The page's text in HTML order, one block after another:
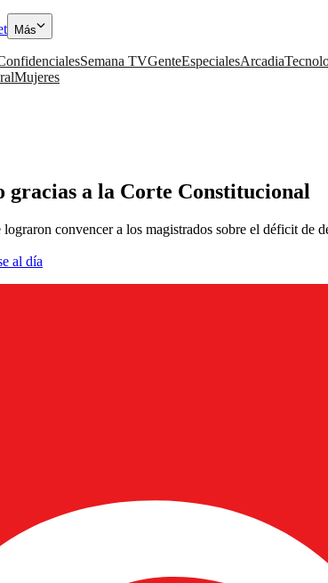
Más
Semana TVGenteEspecialesArcadia
Mujeres
gracias a la Corte Constitucional
convencer a los magistrados sobre el déficit de
al día